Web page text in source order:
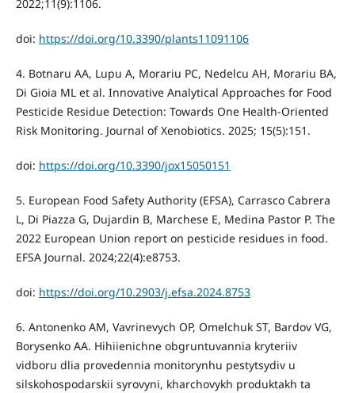
2022;11(9):1106.
doi: https://doi.org/10.3390/plants11091106
4. Botnaru AA, Lupu A, Morariu PC, Nedelcu AH, Morariu BA,
Di Gioia ML et al. Innovative Analytical Approaches for Food
Pesticide Residue Detection: Towards One Health-Oriented
Risk Monitoring. Journal of Xenobiotics. 2025; 15(5):151.
doi: https://doi.org/10.3390/jox15050151
5. European Food Safety Authority (EFSA), Carrasco Cabrera
L, Di Piazza G, Dujardin B, Marchese E, Medina Pastor P. The
2022 European Union report on pesticide residues in food.
EFSA Journal. 2024;22(4):e8753.
doi: https://doi.org/10.2903/j.efsa.2024.8753
6. Antonenko AM, Vavrinevych OP, Omelchuk ST, Bardov VG,
Borysenko AA. Hihiienichne obgruntuvannia kryteriiv
vidboru dlia provedennia monitorynhu pestytsydiv u
silskohospodarskii syrovyni, kharchovykh produktakh ta